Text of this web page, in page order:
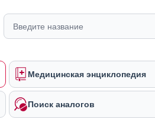
Медицинская энциклопедия
Поиск аналогов